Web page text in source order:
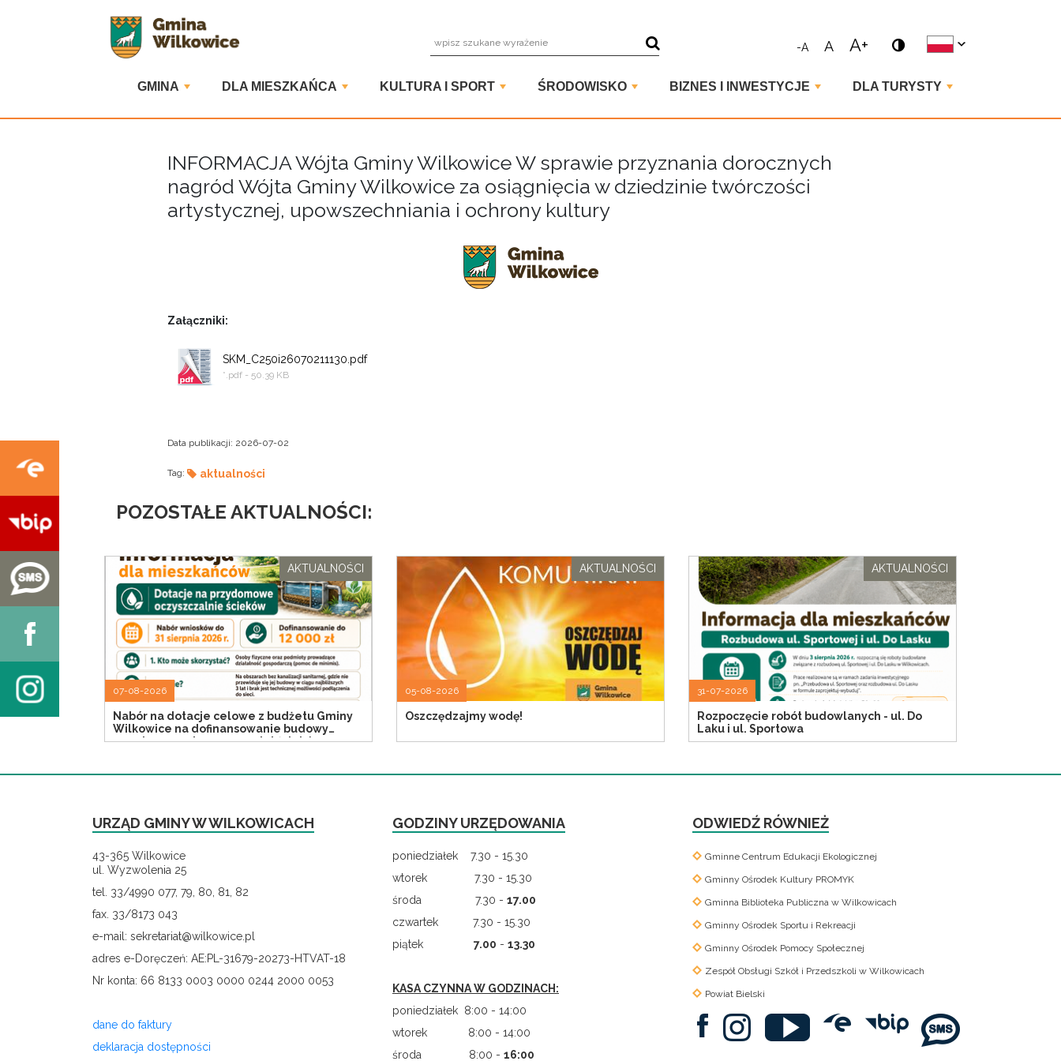
-A A A+
GMINA DLA MIESZKAŃCA KULTURA I SPORT ŚRODOWISKO BIZNES I INWESTYCJE DLA TURYSTY
INFORMACJA Wójta Gminy Wilkowice W sprawie przyznania dorocznych
nagród Wójta Gminy Wilkowice za osiągnięcia w dziedzinie twórczości
artystycznej, upowszechniania i ochrony kultury
Załączniki:
SKM_C250i26070211130.pdf
*.pdf - 50.39 KB
Data publikacji: 2026-07-02
Tag: aktualności
POZOSTAŁE AKTUALNOŚCI:
07-08-2026
Nabór na dotacje celowe z budżetu Gminy
Wilkowice na dofinansowanie budowy
przydomowych oczyszczalni ścieków
AKTUALNOŚCI
05-08-2026
Oszczędzajmy wodę!
AKTUALNOŚCI
31-07-2026
Rozpoczęcie robót budowlanych - ul. Do
Laku i ul. Sportowa
AKTUALNOŚCI
URZĄD GMINY W WILKOWICACH
43-365 Wilkowice
ul. Wyzwolenia 25
tel. 33/4990 077, 79, 80, 81, 82
fax. 33/8173 043
e-mail: sekretariat@wilkowice.pl
adres e-Doręczeń: AE:PL-31679-20273-HTVAT-18
Nr konta: 66 8133 0003 0000 0244 2000 0053
dane do faktury
deklaracja dostępności
GODZINY URZĘDOWANIA
poniedziałek 7.30 - 15.30
wtorek 7.30 - 15.30
środa 7.30 - 17.00
czwartek 7.30 - 15.30
piątek 7.00 - 13.30
KASA CZYNNA W GODZINACH:
poniedziałek 8:00 - 14:00
wtorek 8:00 - 14:00
środa 8:00 - 16:00
ODWIEDŹ RÓWNIEŻ
Gminne Centrum Edukacji Ekologicznej
Gminny Ośrodek Kultury PROMYK
Gminna Biblioteka Publiczna w Wilkowicach
Gminny Ośrodek Sportu i Rekreacji
Gminny Ośrodek Pomocy Społecznej
Zespół Obsługi Szkół i Przedszkoli w Wilkowicach
Powiat Bielski